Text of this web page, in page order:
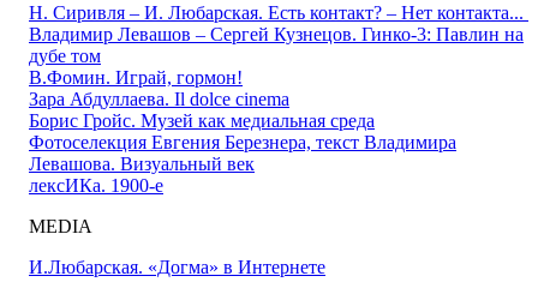
Н. Сиривля – И. Любарская. Есть контакт? – Нет контакта...
Владимир Левашов – Сергей Кузнецов. Гинко-3: Павлин на
дубе том
В.Фомин. Играй, гормон!
Зара Абдуллаева. Il dolce cinema
Борис Гройс. Музей как медиальная среда
Фотоселекция Евгения Березнера, текст Владимира
Левашова. Визуальный век
лексИКа. 1900-е
MEDIA
И.Любарская. «Догма» в Интернете